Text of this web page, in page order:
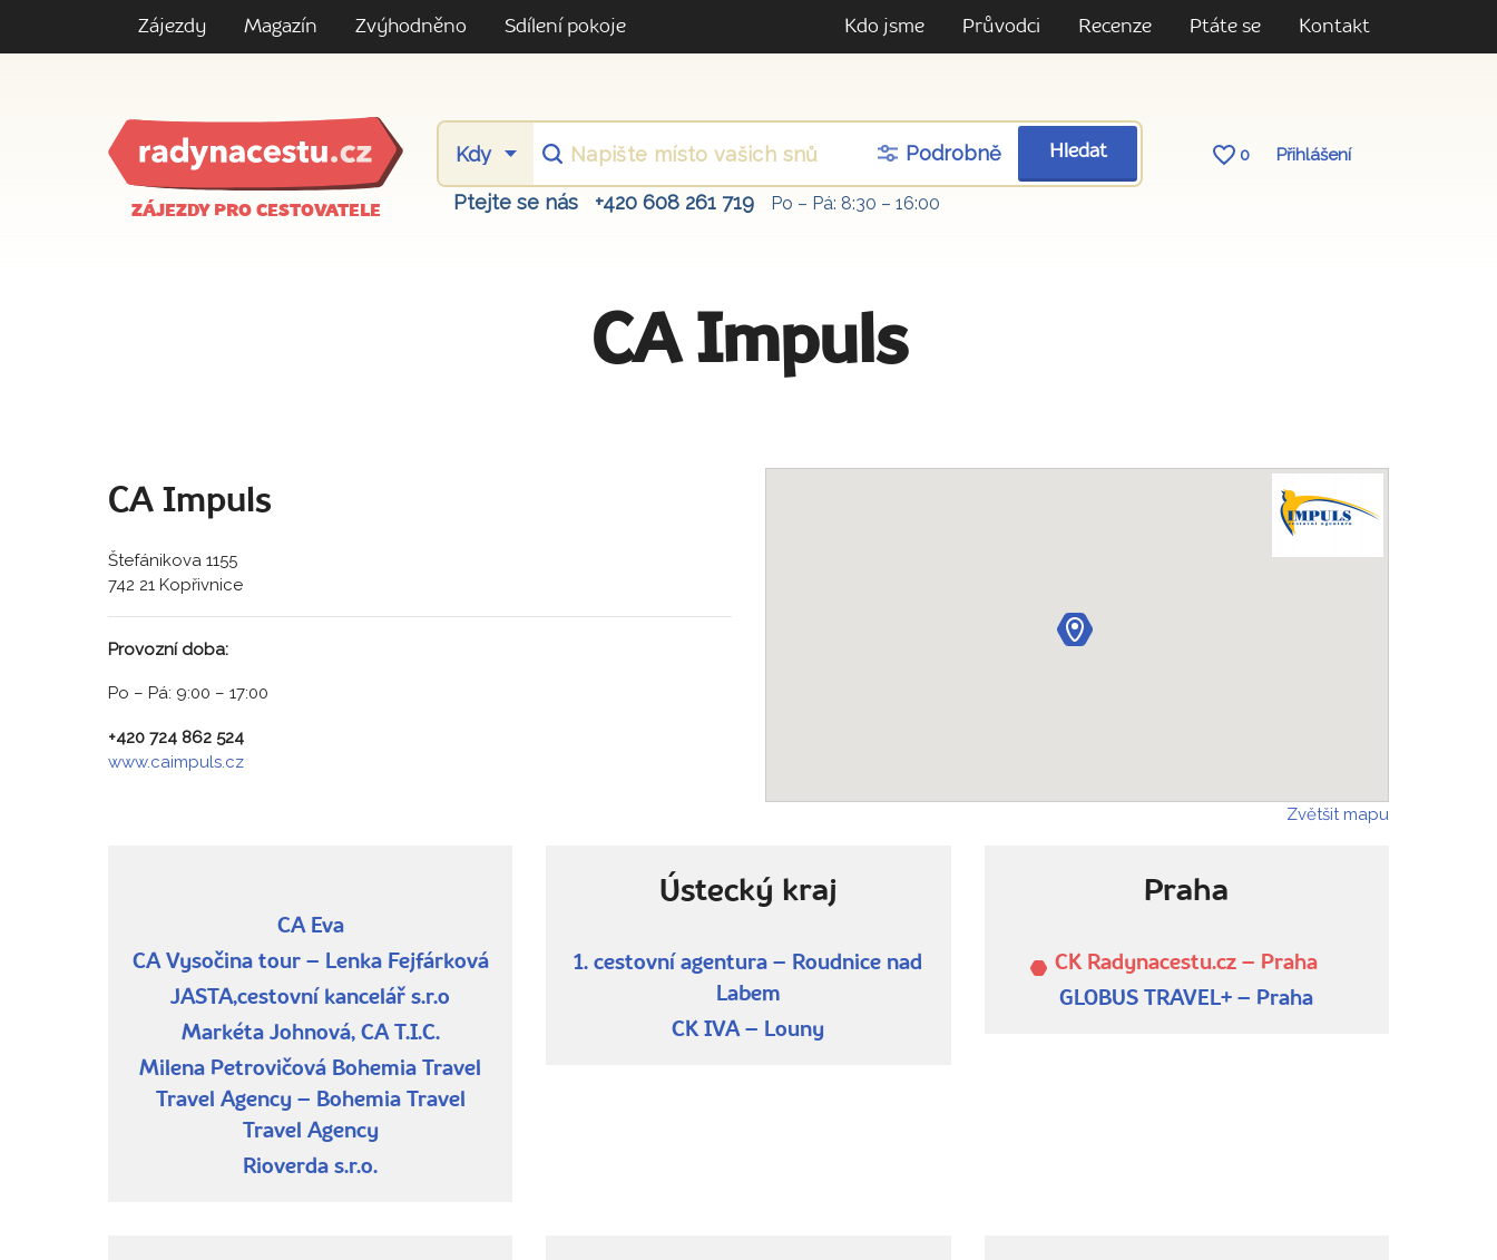
Zájezdy Magazín Zvýhodněno Sdílení pokoje Kdo jsme Průvodci Recenze Ptáte se Kontakt
ZÁJEZDY PRO CESTOVATELE
Podrobně Hledat 0 Přihlášení
Ptejte se nás +420 608 261 719 Po – Pá: 8:30 – 16:00
CA Impuls
CA Impuls
Štefánikova 1155
742 21 Kopřivnice
Provozní doba:
Po – Pá: 9:00 – 17:00
+420 724 862 524
www.caimpuls.cz
Zvětšit mapu
CA Eva
CA Vysočina tour – Lenka Fejfárková
JASTA,cestovní kancelář s.r.o
Markéta Johnová, CA T.I.C.
Milena Petrovičová Bohemia Travel
Travel Agency – Bohemia Travel
Travel Agency
Rioverda s.r.o.
Ústecký kraj
1. cestovní agentura – Roudnice nad
Labem
CK IVA – Louny
Praha
CK Radynacestu.cz – Praha
GLOBUS TRAVEL+ – Praha